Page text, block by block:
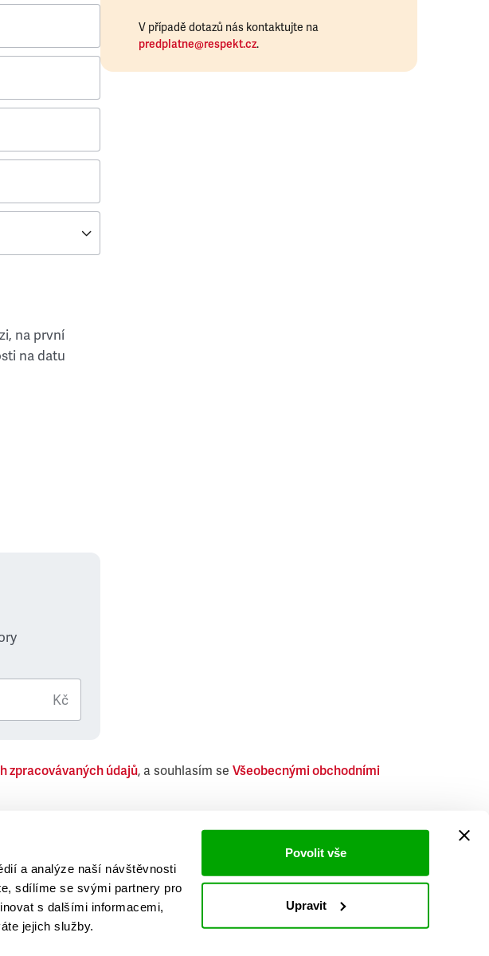
a analýze naší návštěvnosti
sdílíme se svými partnery pro
s dalšími informacemi,
jejich služby.
Povolit vše
Upravit
na první
na datu
Kč
V případě dotazů nás kontaktujte na
predplatne@respekt.cz.
zpracovávaných údajů, a souhlasím se Všeobecnými obchodními